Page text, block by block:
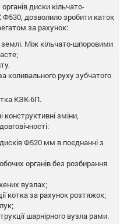
диски кільчато-
Ф530, дозволило зробити каток
за рахунок:
землі. Між кільчато-шпоровими
коливального руху зубчатого
КЗК-6П.
конструктивні зміни,
Ф520 мм в поєднанні з
органів без розбирання
вузлах;
котка за рахунок розтяжок;
шарнірного вузла рами.